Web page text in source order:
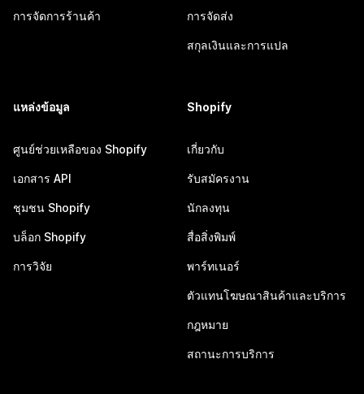
การจัดการร้านค้า การจัดส่ง
สกุลเงินและการแปล
แหล่งข้อมูล
ศูนย์ช่วยเหลือของ Shopify
เอกสาร API
ชุมชน Shopify
บล็อก Shopify
การวิจัย
Shopify
เกี่ยวกับ
รับสมัครงาน
นักลงทุน
สื่อสิ่งพิมพ์
พาร์ทเนอร์
ตัวแทนโฆษณาสินค้าและบริการ
กฎหมาย
สถานะการบริการ